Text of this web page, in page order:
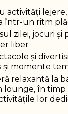
activități
într-un ritm
zilei, jocuri și
liber
și
și momente
relaxantă la
lounge, în timp
lor